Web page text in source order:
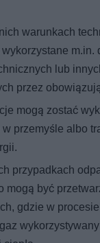
warunkach
m.in.
lub
przez
mogą zostać
przemyśle albo
przypadkach
mogą być
gdzie w